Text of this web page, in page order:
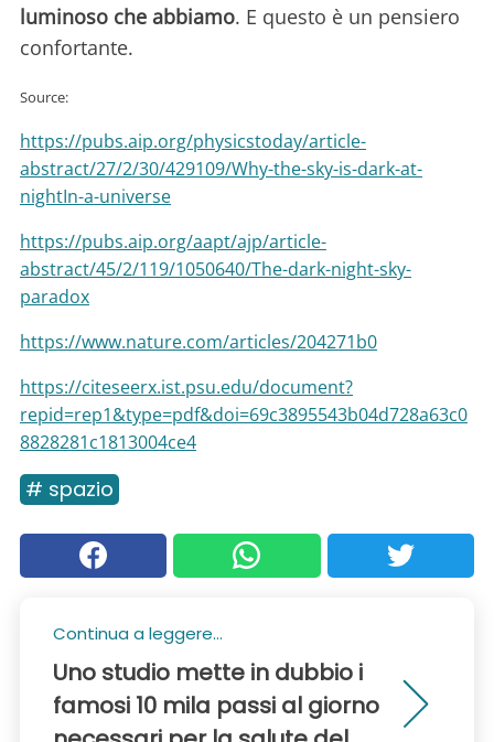
luminoso che abbiamo. E questo è un pensiero
confortante.
Source:
https://pubs.aip.org/physicstoday/article-
abstract/27/2/30/429109/Why-the-sky-is-dark-at-
nightIn-a-universe
https://pubs.aip.org/aapt/ajp/article-
abstract/45/2/119/1050640/The-dark-night-sky-
paradox
https://www.nature.com/articles/204271b0
https://citeseerx.ist.psu.edu/document?
repid=rep1&type=pdf&doi=69c3895543b04d728a63c0
8828281c1813004ce4
# spazio
Continua a leggere...
Uno studio mette in dubbio i
famosi 10 mila passi al giorno